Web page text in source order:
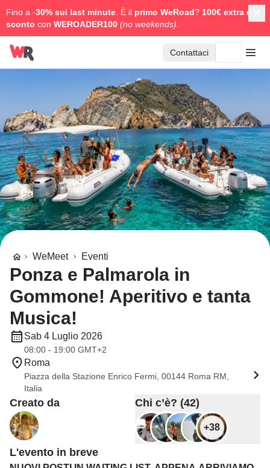
Fino a -30% sui last minute . È il primo WeRoad? 100€ extra di
sconto con WEROADER100 (no weekends).
Contattaci
WeMeet Eventi
Ponza e Palmarola in
Gommone! Aperitivo e tanta
Musica!
Sab 4 Luglio 2026
08:00 - 19:00 GMT+2
Roma
Piazza della Stazione Enrico Fermi, 00144 Roma RM,
Italia
Creato da Chi c’è? (42)
+38
L'evento in breve